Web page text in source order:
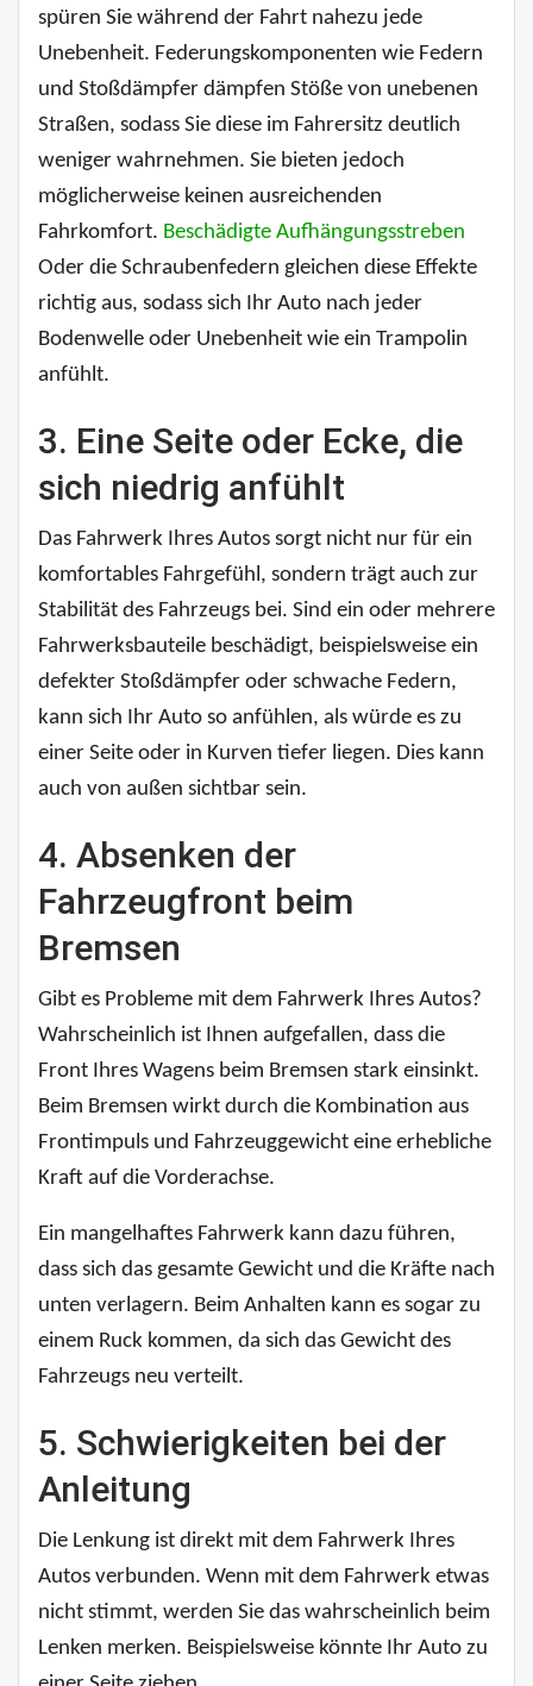
spüren Sie während der Fahrt nahezu jede
Unebenheit. Federungskomponenten wie Federn
und Stoßdämpfer dämpfen Stöße von unebenen
Straßen, sodass Sie diese im Fahrersitz deutlich
weniger wahrnehmen. Sie bieten jedoch
möglicherweise keinen ausreichenden
Fahrkomfort. Beschädigte Aufhängungsstreben
Oder die Schraubenfedern gleichen diese Effekte
richtig aus, sodass sich Ihr Auto nach jeder
Bodenwelle oder Unebenheit wie ein Trampolin
anfühlt.
3. Eine Seite oder Ecke, die
sich niedrig anfühlt
Das Fahrwerk Ihres Autos sorgt nicht nur für ein
komfortables Fahrgefühl, sondern trägt auch zur
Stabilität des Fahrzeugs bei. Sind ein oder mehrere
Fahrwerksbauteile beschädigt, beispielsweise ein
defekter Stoßdämpfer oder schwache Federn,
kann sich Ihr Auto so anfühlen, als würde es zu
einer Seite oder in Kurven tiefer liegen. Dies kann
auch von außen sichtbar sein.
4. Absenken der
Fahrzeugfront beim
Bremsen
Gibt es Probleme mit dem Fahrwerk Ihres Autos?
Wahrscheinlich ist Ihnen aufgefallen, dass die
Front Ihres Wagens beim Bremsen stark einsinkt.
Beim Bremsen wirkt durch die Kombination aus
Frontimpuls und Fahrzeuggewicht eine erhebliche
Kraft auf die Vorderachse.
Ein mangelhaftes Fahrwerk kann dazu führen,
dass sich das gesamte Gewicht und die Kräfte nach
unten verlagern. Beim Anhalten kann es sogar zu
einem Ruck kommen, da sich das Gewicht des
Fahrzeugs neu verteilt.
5. Schwierigkeiten bei der
Anleitung
Die Lenkung ist direkt mit dem Fahrwerk Ihres
Autos verbunden. Wenn mit dem Fahrwerk etwas
nicht stimmt, werden Sie das wahrscheinlich beim
Lenken merken. Beispielsweise könnte Ihr Auto zu